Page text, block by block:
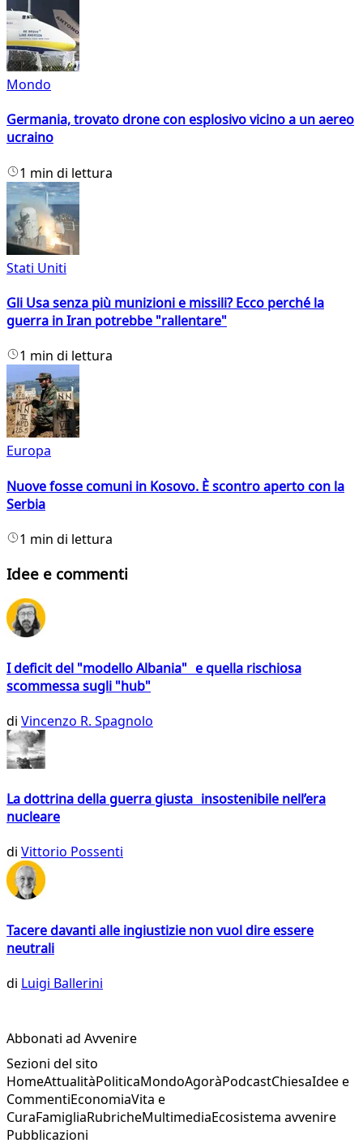
Mondo
Germania, trovato drone con esplosivo vicino a un aereo
ucraino
1 min di lettura
Stati Uniti
Gli Usa senza più munizioni e missili? Ecco perché la
guerra in Iran potrebbe "rallentare"
1 min di lettura
Europa
Nuove fosse comuni in Kosovo. È scontro aperto con la
Serbia
1 min di lettura
Idee e commenti
I deficit del "modello Albania" e quella rischiosa
scommessa sugli "hub"
di Vincenzo R. Spagnolo
La dottrina della guerra giusta insostenibile nell’era
nucleare
di Vittorio Possenti
Tacere davanti alle ingiustizie non vuol dire essere
neutrali
di Luigi Ballerini
Abbonati ad Avvenire
Sezioni del sito
HomeAttualitàPoliticaMondoAgoràPodcastChiesaIdee e
CommentiEconomiaVita e
CuraFamigliaRubricheMultimediaEcosistema avvenire
Pubblicazioni